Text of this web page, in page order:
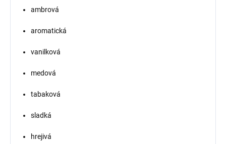
ambrová
aromatická
vanilková
medová
tabaková
sladká
hrejivá